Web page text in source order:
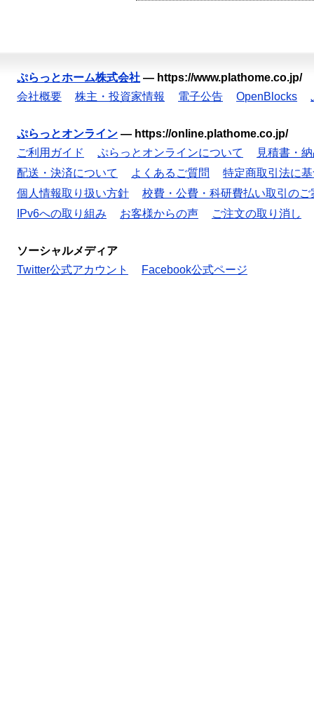
ぷらっとホーム株式会社 — https://www.plathome.co.jp/
会社概要
株主・投資家情報 電子公告 OpenBlocks
ぷらっとオンライン — https://online.plathome.co.jp/
ご利用ガイド
ぷらっとオンラインについて
見積書・
配送・決済について
よくあるご質問
特定商取引法に
個人情報取り扱い方針
校費・公費・科研費払い取引のご
IPv6への取り組み
お客様からの声 ご注文の取り消し
ソーシャルメディア
Twitter公式アカウント
Facebook公式ページ